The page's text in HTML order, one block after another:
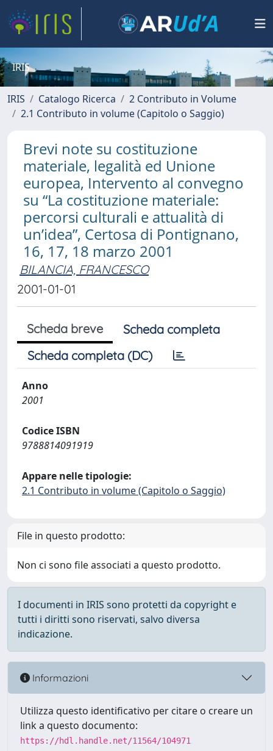
IRIS
IRIS Catalogo Ricerca
2 Contributo in Volume
2.1 Contributo in volume (Capitolo o Saggio)
Brevi note su costituzione
materiale, legalità ed Unione
europea, Intervento al convegno
su “La costituzione materiale:
percorsi culturali e attualità di
un’idea”, Certosa di Pontignano,
16, 17, 18 marzo 2001
BILANCIA, FRANCESCO
2001-01-01
Scheda breve
Scheda completa
Scheda completa (DC)
Anno
2001
Codice ISBN
9788814091919
Appare nelle tipologie:
2.1 Contributo in volume (Capitolo o Saggio)
File in questo prodotto:
Non ci sono file associati a questo prodotto.
I documenti in IRIS sono protetti da copyright e
tutti i diritti sono riservati, salvo diversa
indicazione.
Informazioni
Utilizza questo identificativo per citare o creare un
link a questo documento:
https://hdl.handle.net/11564/104971